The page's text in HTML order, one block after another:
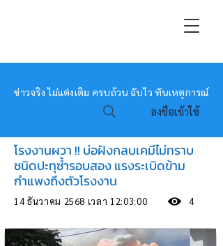
หมอข่าว
ข่าวจริง ไม่แต่งเติม ครบถ้วน ฉับไว ทันเหตุการณ์
ลงชื่อเข้าใช้
โรงงานผวา !! บ่อฝังกลบเคมีไม่ทราบ
ชนิดปะทุซ้ำรอบสอง แรงระเบิดข้าม
กำแพงถึงตัวโรงงาน
14 ธันวาคม 2568 เวลา 12:03:00 4